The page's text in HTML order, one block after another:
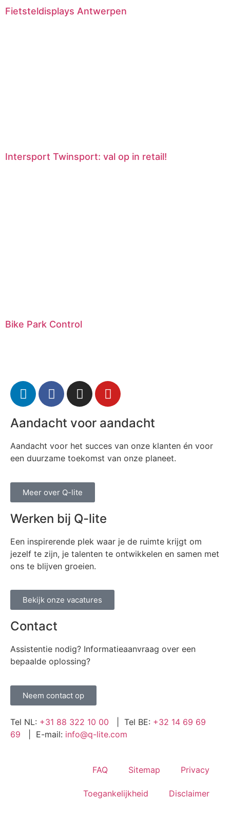
Fietsteldisplays Antwerpen
Intersport Twinsport: val op in retail!
Bike Park Control
Aandacht voor aandacht
Aandacht voor het succes van onze klanten én voor
een duurzame toekomst van onze planeet.
Meer over Q-lite
Werken bij Q-lite
Een inspirerende plek waar je de ruimte krijgt om
jezelf te zijn, je talenten te ontwikkelen en samen met
ons te blijven groeien.
Bekijk onze vacatures
Contact
Assistentie nodig? Informatieaanvraag over een
bepaalde oplossing?
Neem contact op
Tel NL: +31 88 322 10 00 | Tel BE: +32 14 69 69
69 | E-mail: info@q-lite.com
FAQ Sitemap Privacy
Toegankelijkheid Disclaimer